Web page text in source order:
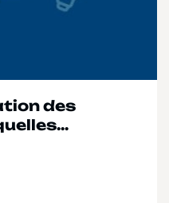
des